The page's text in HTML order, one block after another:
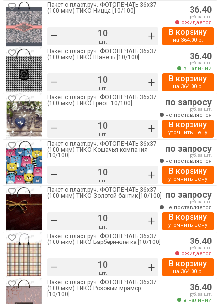
Пакет с пласт.руч. ФОТОПЕЧАТЬ 36х37
(100 мкм) ТИКО Ницца [10/100]
– шт. +
36.40
руб. за шт.
ожидается
В корзину
на 364.00р.
Пакет с пласт.руч. ФОТОПЕЧАТЬ 36х37
(100 мкм) ТИКО Шанель [10/100]
– шт. +
36.40
руб. за шт.
в наличии
В корзину
на 364.00р.
Пакет с пласт.руч. ФОТОПЕЧАТЬ 36х37
(100 мкм) ТИКО Гриот [10/100]
– шт. +
по запросу
руб. за шт.
не поставляется
В корзину
уточнить цену
Пакет с пласт.руч. ФОТОПЕЧАТЬ 36х37
(100 мкм) ТИКО Кошачья компания
[10/100]
– шт. +
по запросу
руб. за шт.
не поставляется
В корзину
уточнить цену
Пакет с пласт.руч. ФОТОПЕЧАТЬ 36х37
(100 мкм) ТИКО Золотой бантик [10/100]
– шт. +
по запросу
руб. за шт.
не поставляется
В корзину
уточнить цену
Пакет с пласт.руч. ФОТОПЕЧАТЬ 36х37
(100 мкм) ТИКО Барбери-клетка [10/100]
– шт. +
36.40
руб. за шт.
ожидается
В корзину
на 364.00р.
Пакет с пласт.руч. ФОТОПЕЧАТЬ 36х37
(100 мкм) ТИКО Розовый мрамор
[10/100]
36.40
руб. за шт.
в наличии